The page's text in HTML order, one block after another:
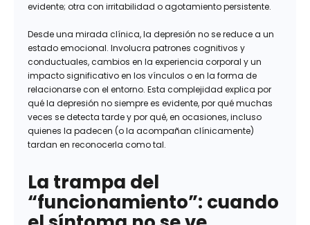
evidente; otra con irritabilidad o agotamiento persistente.
Desde una mirada clínica, la depresión no se reduce a un
estado emocional. Involucra patrones cognitivos y
conductuales, cambios en la experiencia corporal y un
impacto significativo en los vínculos o en la forma de
relacionarse con el entorno. Esta complejidad explica por
qué la depresión no siempre es evidente, por qué muchas
veces se detecta tarde y por qué, en ocasiones, incluso
quienes la padecen (o la acompañan clínicamente)
tardan en reconocerla como tal.
La trampa del
“funcionamiento”: cuando